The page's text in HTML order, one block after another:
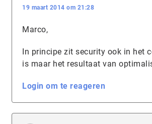
19 maart 2014 om 21:28
Marco,
In principe zit security ook in het
is maar het resultaat van
Login om te reageren